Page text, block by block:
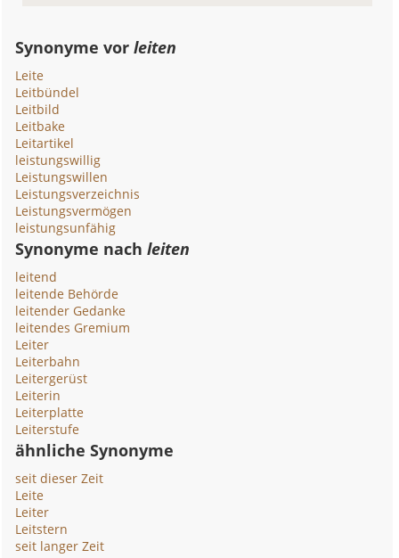
Synonyme vorleiten
Leite
Leitbündel
Leitbild
Leitbake
Leitartikel
leistungswillig
Leistungswillen
Leistungsverzeichnis
Leistungsvermögen
leistungsunfähig
Synonyme nachleiten
leitend
leitende Behörde
leitender Gedanke
leitendes Gremium
Leiter
Leiterbahn
Leitergerüst
Leiterin
Leiterplatte
Leiterstufe
ähnliche Synonyme
seit dieser Zeit
Leite
Leiter
Leitstern
seit langer Zeit